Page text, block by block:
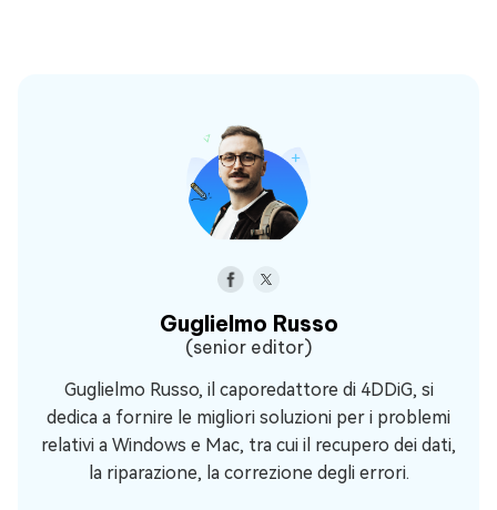
Guglielmo Russo
(senior editor)
Guglielmo Russo, il caporedattore di 4DDiG, si
dedica a fornire le migliori soluzioni per i problemi
relativi a Windows e Mac, tra cui il recupero dei dati,
la riparazione, la correzione degli errori.